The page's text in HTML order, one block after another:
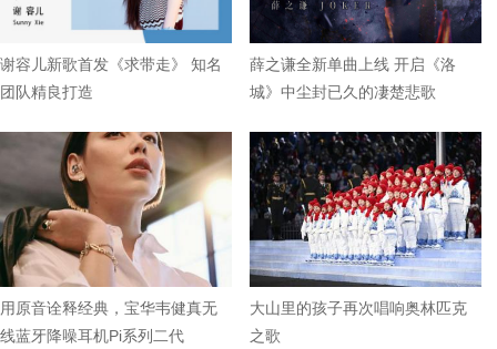
谢容儿新歌首发《求带走》 知名
团队精良打造
薛之谦全新单曲上线 开启《洛
城》中尘封已久的凄楚悲歌
用原音诠释经典，宝华韦健真无
线蓝牙降噪耳机Pi系列二代
大山里的孩子再次唱响奥林匹克
之歌